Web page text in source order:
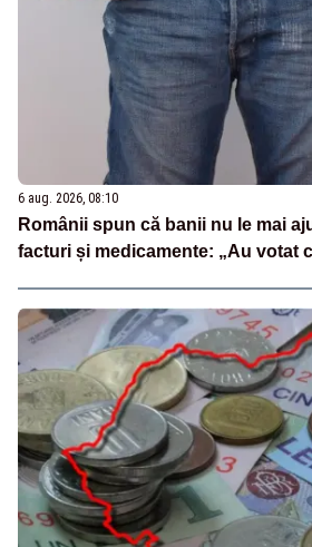
6 aug. 2026, 08:10
Românii spun că banii nu le mai
facturi și medicamente: „Au votat